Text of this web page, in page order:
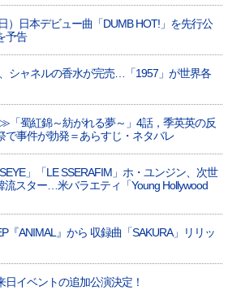
）日本デビュー曲「DUMB HOT!」を先行公
予告
、シャネルの香水が完売…「1957」が世界各
蜀紅錦～紡がれる夢～」4話，季英英の反
で事件が勃発＝あらすじ・ネタバレ
」「LE SSERAFIM」ホ・ユンジン、次世
流スター…米バラエティ「Young Hollywood
『ANIMAL』から 収録曲「SAKURA」リリッ
日イベントの追加公演決定！